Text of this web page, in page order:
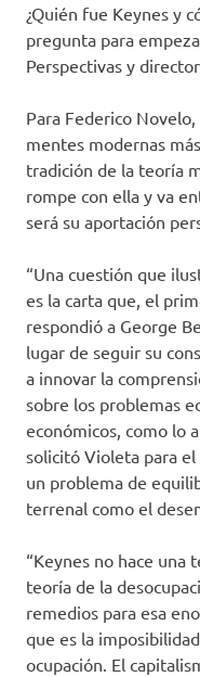
¿Quién fue Keynes y
pregunta para
Perspectivas y
Para Federico
mentes modernas
tradición de la teoría
rompe con ella y va
será su aportación
“Una cuestión que
es la carta que, el
respondió a George
lugar de seguir su
a innovar la
sobre los problemas
económicos, como lo
solicitó Violeta para
un problema de
terrenal como el
“Keynes no hace una
teoría de la
remedios para esa
que es la
ocupación. El